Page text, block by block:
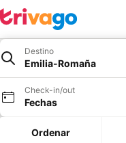
Destino
Emilia-Romaña
Check-in/out
Fechas
Ordenar